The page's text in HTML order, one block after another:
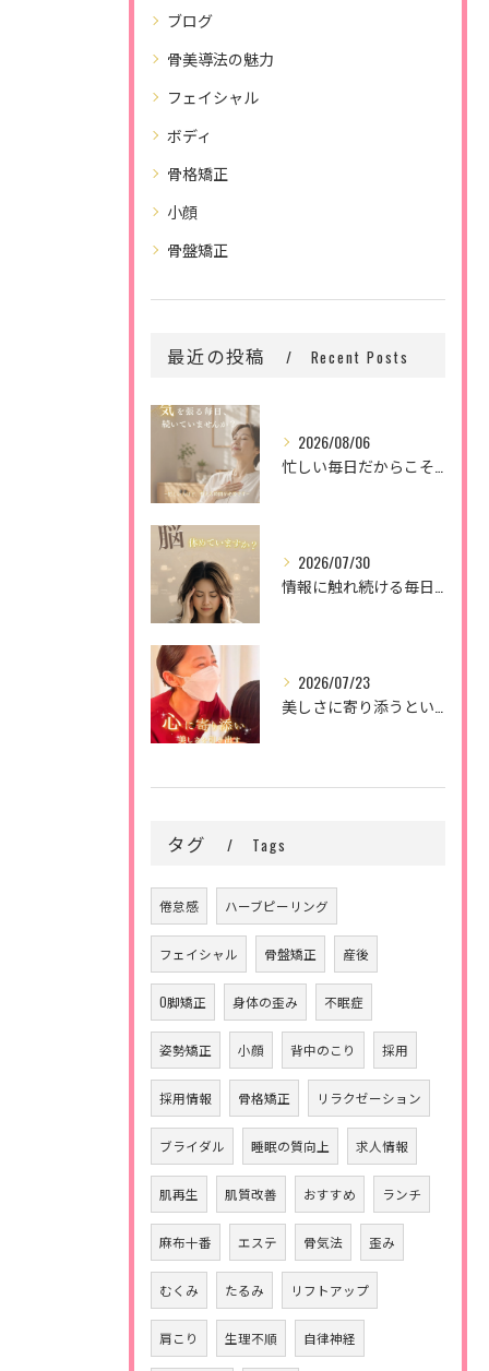
ブログ
骨美導法の魅力
フェイシャル
ボディ
骨格矯正
小顔
骨盤矯正
最近の投稿 Recent Posts
2026/08/06
2026/07/30
2026/07/23
タグ Tags
倦怠感 ハーブピーリング
フェイシャル 骨盤矯正 産後
O脚矯正 身体の歪み 不眠症
姿勢矯正 小顔 背中のこり 採用
採用情報 骨格矯正 リラクゼーション
ブライダル 睡眠の質向上 求人情報
肌再生 肌質改善 おすすめ ランチ
麻布十番 エステ 骨気法 歪み
むくみ たるみ リフトアップ
肩こり 生理不順 自律神経